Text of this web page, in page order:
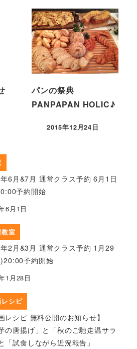
パンの祭典
PANPAPAN HOLIC♪
2015年12月24日
6月&7月 通常クラス予約 6月1日
予約開始
6月1日
室
2月&3月 通常クラス予約 1月29
予約開始
1月28日
レシピ
レシピ 無料公開のお知らせ】
の唐揚げ」と「秋のご馳走温サラ
「試食しながら近況報告」